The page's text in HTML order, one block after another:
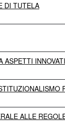
DI TUTELA
ALLE